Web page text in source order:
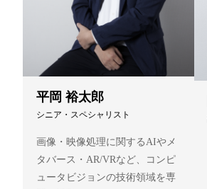
平岡 裕太郎
シニア・スペシャリスト
画像・映像処理に関するAIやメ
タバース・AR/VRなど、コンピ
ュータビジョンの技術領域を専